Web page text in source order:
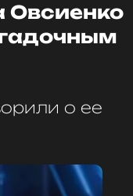
Овсиенко
о ее